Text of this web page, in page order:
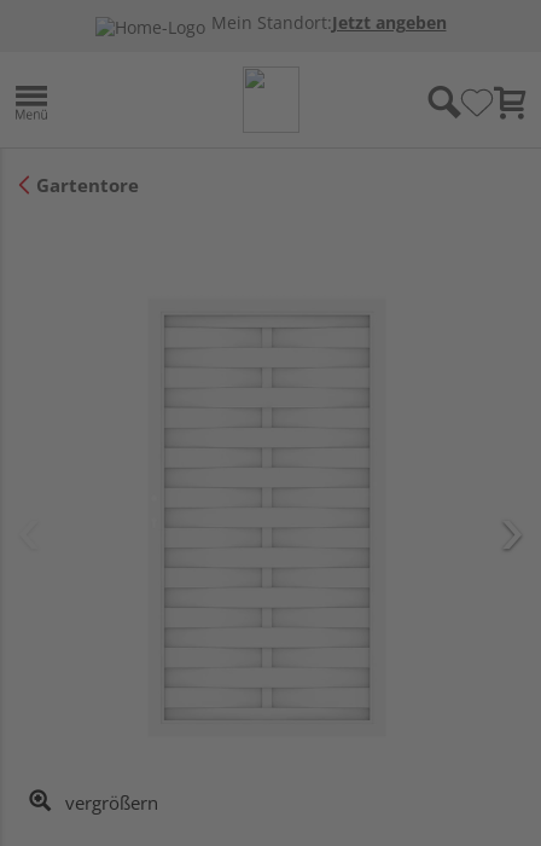
Mein Standort:Jetzt angeben
Gartentore
vergrößern